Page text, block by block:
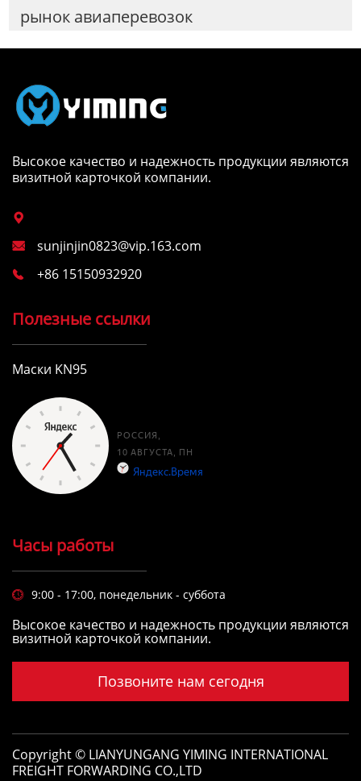
рынок авиаперевозок
Высокое качество и надежность продукции являются
визитной карточкой компании.

 sunjinjin0823@vip.163.com
 +86 15150932920
Полезные ссылки
Маски KN95
Часы работы
 9:00 - 17:00, понедельник - суббота
Высокое качество и надежность продукции являются
визитной карточкой компании.
Позвоните нам сегодня
Copyright © LIANYUNGANG YIMING INTERNATIONAL
FREIGHT FORWARDING CO.,LTD